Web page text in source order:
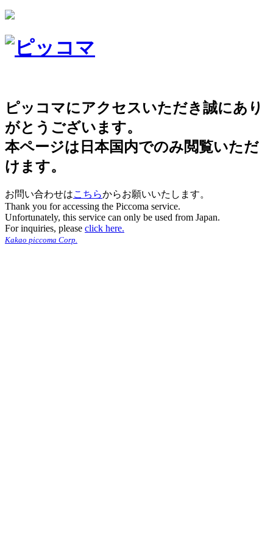
ピッコマにアクセスいただき誠にあり
がとうございます。
本ページは日本国内でのみ閲覧いただ
けます。
お問い合わせはこちらからお願いいたします。
Thank you for accessing the Piccoma service.
Unfortunately, this service can only be used from Japan.
For inquiries, please click here.
Kakao piccoma Corp.